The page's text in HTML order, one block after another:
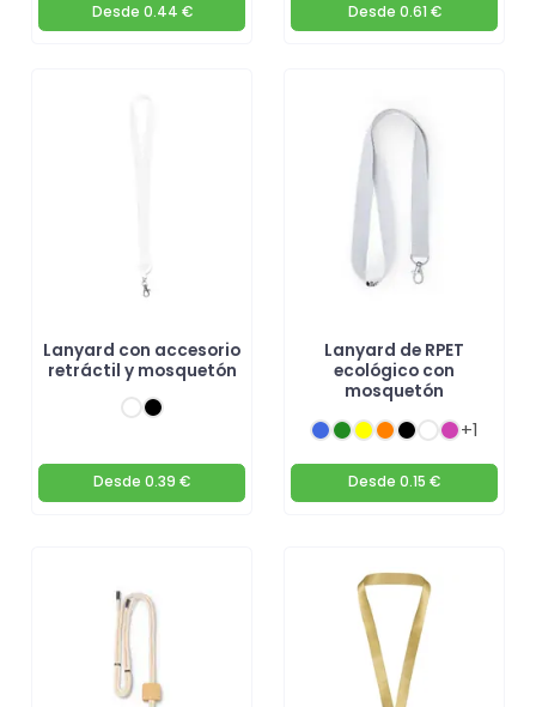
Desde 0.44 € Desde 0.61 €
Lanyard con accesorio
retráctil y mosquetón
Desde 0.39 €
Lanyard de RPET
ecológico con
mosquetón
+1
Desde 0.15 €